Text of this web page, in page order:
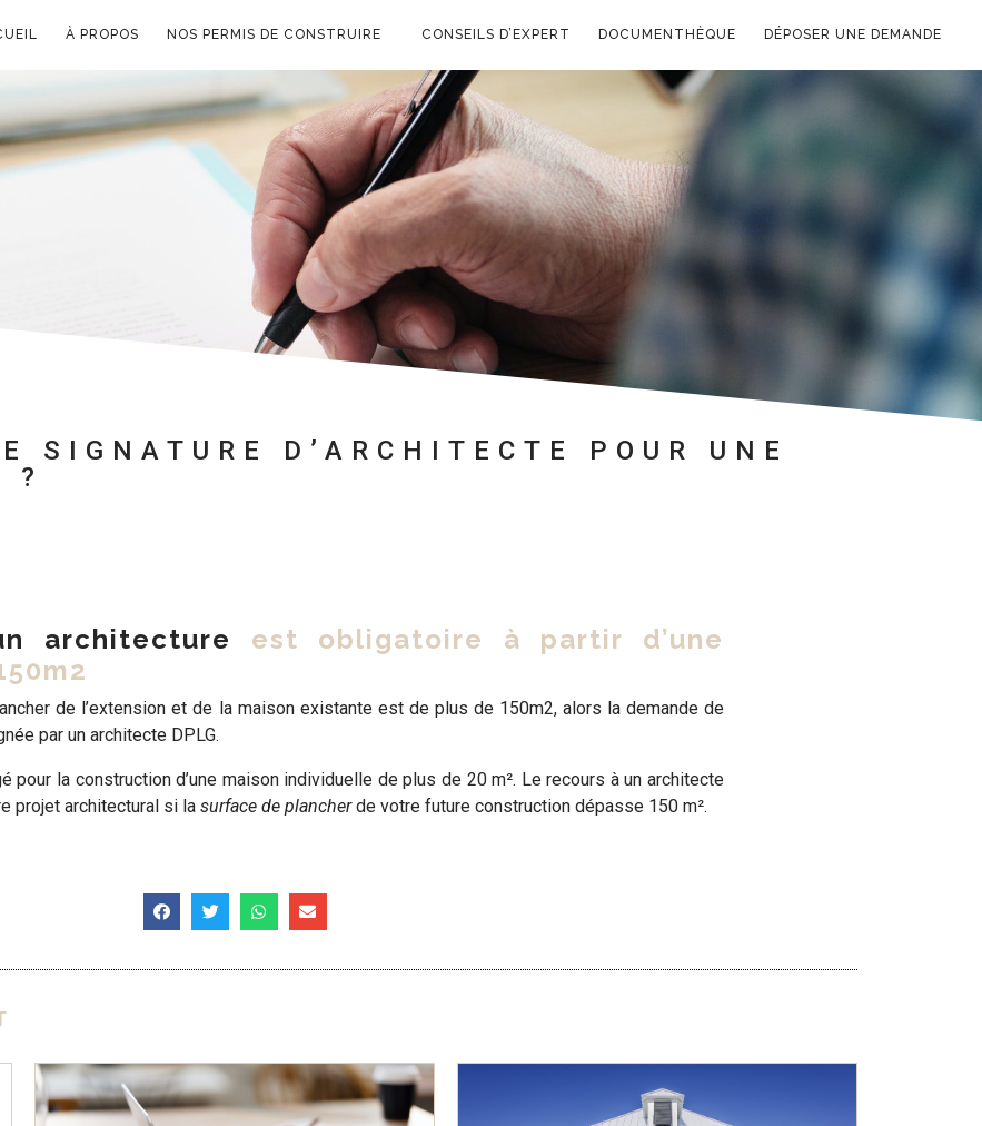
À PROPOS NOS PERMIS DE CONSTRUIRE CONSEILS D’EXPERT DOCUMENTHÈQUE DÉPOSER UNE DEMANDE
SIGNATURE D’ARCHITECTE POUR UNE
?
architecture est obligatoire à partir d’une
de l’extension et de la maison existante est de plus de 150m2, alors la demande de
par un architecte DPLG.
pour la construction d’une maison individuelle de plus de 20 m². Le recours à un architecte
projet architectural si la surface de plancherde votre future construction dépasse 150 m².